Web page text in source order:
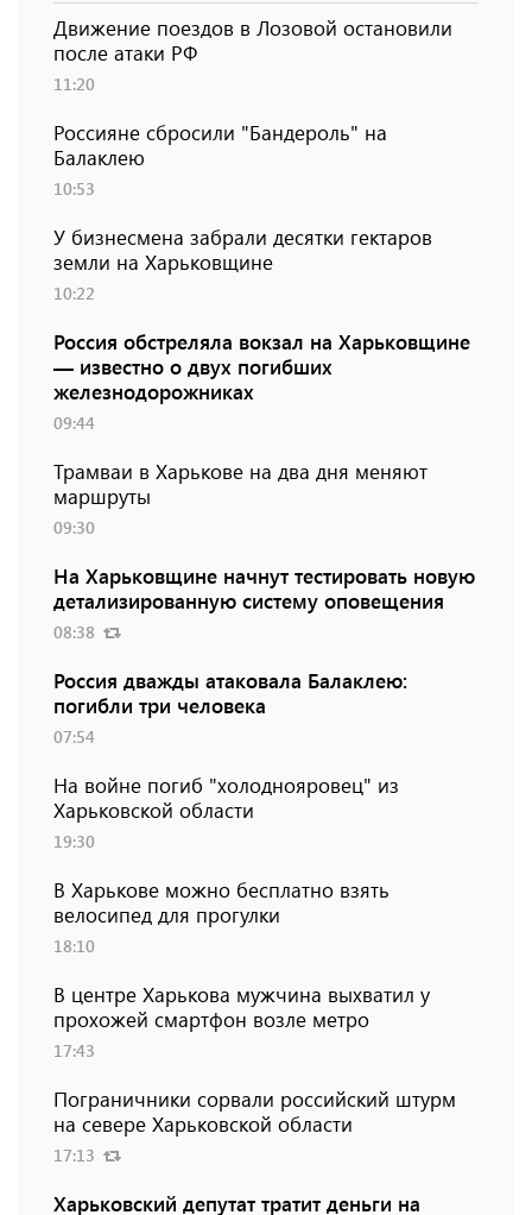
Движение поездов в Лозовой остановили
после атаки РФ
11:20
Россияне сбросили "Бандероль" на
Балаклею
10:53
У бизнесмена забрали десятки гектаров
земли на Харьковщине
10:22
Россия обстреляла вокзал на Харьковщине
— известно о двух погибших
железнодорожниках
09:44
Трамваи в Харькове на два дня меняют
маршруты
09:30
На Харьковщине начнут тестировать новую
детализированную систему оповещения
08:38
Россия дважды атаковала Балаклею:
погибли три человека
07:54
На войне погиб "холоднояровец" из
Харьковской области
19:30
В Харькове можно бесплатно взять
велосипед для прогулки
18:10
В центре Харькова мужчина выхватил у
прохожей смартфон возле метро
17:43
Пограничники сорвали российский штурм
на севере Харьковской области
17:13
Харьковский депутат тратит деньги на